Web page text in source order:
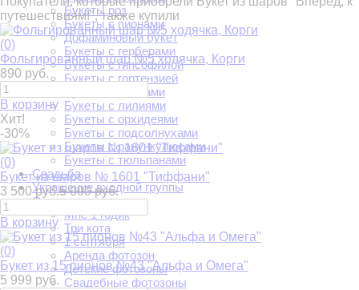
Букеты роз
Букеты с пионами
Дофаминовый букет
Букеты с герберами
Букеты с гипсофилой
Букеты с гортензией
Букеты с каллами
Букеты с лилиями
Букеты с орхидеями
Букеты с подсолнухами
Букеты с ранункулюсами
Букеты с тюльпанами
Свадьба
Украшение входной группы
Фотозоны
Мне 1 годик
Три кота
1 сентября
Аренда фотозон
Детские фотозоны
Свадебные фотозоны
путешествиям!", также купили
(0)
Фольгированный шар №5 ходячка, Корги
890 руб.
В корзину
Хит!
-30%
(0)
Букет из шаров № 1601 "Тиффани"
3 500 руб.5 000 руб.
В корзину
(0)
Букет из 15 пионов №43 "Альфа и Омега"
5 999 руб.